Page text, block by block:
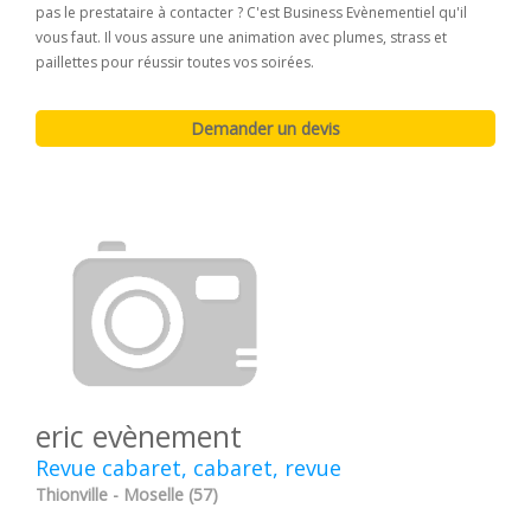
pas le prestataire à contacter ? C'est Business Evènementiel qu'il
vous faut. Il vous assure une animation avec plumes, strass et
paillettes pour réussir toutes vos soirées.
eric evènement
Revue cabaret, cabaret, revue
Thionville - Moselle (57)